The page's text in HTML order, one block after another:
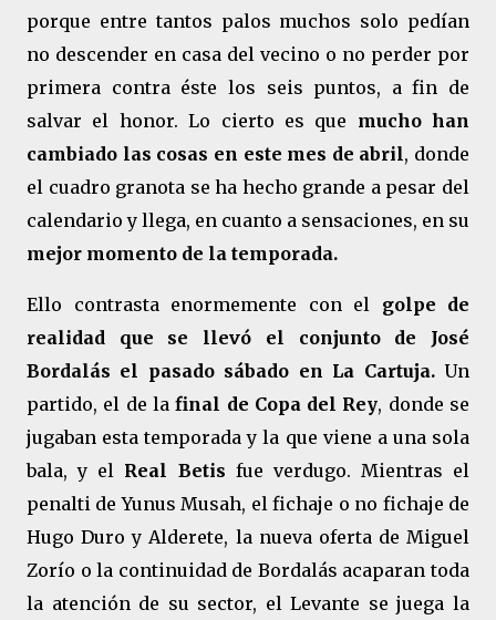
porque entre tantos palos muchos solo pedían
no descender en casa del vecino o no perder por
primera contra éste los seis puntos, a fin de
salvar el honor. Lo cierto es que mucho han
cambiado las cosas en este mes de abril, donde
el cuadro granota se ha hecho grande a pesar del
calendario y llega, en cuanto a sensaciones, en su
mejor momento de la temporada.
Ello contrasta enormemente con el golpe de
realidad que se llevó el conjunto de José
Bordalás el pasado sábado en La Cartuja.Un
partido, el de lafinal de Copa del Rey, donde se
jugaban esta temporada y la que viene a una sola
bala, y el Real Betis fue verdugo. Mientras el
penalti de Yunus Musah, el fichaje o no fichaje de
Hugo Duro y Alderete, la nueva oferta de Miguel
Zorío o la continuidad de Bordalás acaparan toda
la atención de su sector, el Levante se juega la